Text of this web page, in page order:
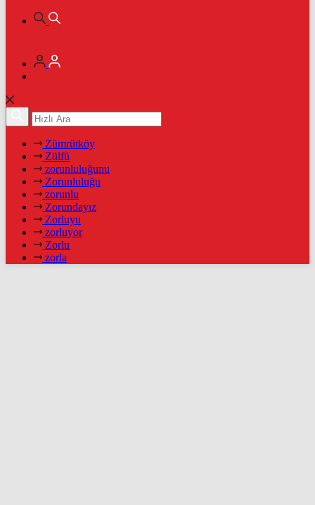
Zümrütköy
Zülfü
zorunluluğunu
Zorunluluğu
zorunlu
Zorundayız
Zorluyu
zorluyor
Zorlu
zorla